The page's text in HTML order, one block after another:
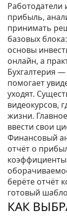
Работодатели
прибыль,
принимать
базовых
основы
онлайн, а
Бухгалтерия —
помогает
уходят.
видеокурсов,
жизни.
ввести свои
Финансовый
отчёт о
берёте отчёт
готовый
КАК